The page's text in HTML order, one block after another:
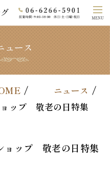
MENU
ホーム
ルグのこだわり
ーメイド
ュース
ニュース
ップ 敬老の日特集
ョップ 敬老の日特集